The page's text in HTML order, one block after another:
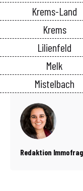
Krems-Land
Krems
Lilienfeld
Melk
Mistelbach
Redaktion